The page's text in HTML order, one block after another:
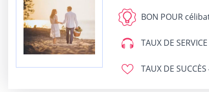
BON POUR
TAUX DE
TAUX DE SUCCÈS